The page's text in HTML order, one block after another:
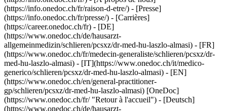
(https://info.onedoc.ch/fr/raison-d-etre/) - [Presse]
(https://info.onedoc.ch/fr/presse/) - [Carrières]
(https://career.onedoc.ch/fr) - [DE]
(https://www.onedoc.ch/de/hausarzt-
allgemeinmedizin/schlieren/pcsxz/dr-med-hu-laszlo-almasi) - [FR]
(https://www.onedoc.ch/fr/medecin-generaliste/schlieren/pcsxz/dr-
med-hu-laszlo-almasi) - [IT](https://www.onedoc.ch/it/medico-
generico/schlieren/pcsxz/dr-med-hu-laszlo-almasi) - [EN]
(https://www.onedoc.ch/en/general-practitioner-
gp/schlieren/pcsxz/dr-med-hu-laszlo-almasi) [OneDoc]
(https://www.onedoc.ch/fr/ "Retour à l'accueil") - [Deutsch]
(https://www.onedoc.ch/de/hausarzt-